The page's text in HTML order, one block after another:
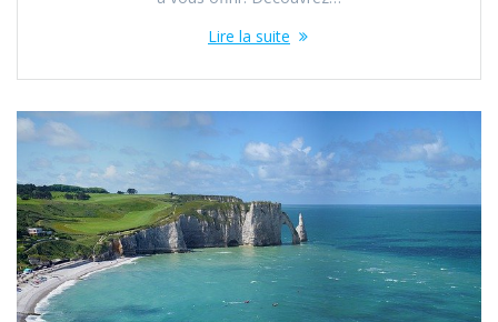
Lire la suite